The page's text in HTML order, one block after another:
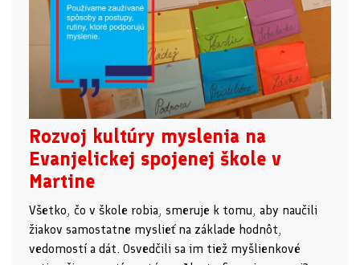
Rozvoj kultúry myslenia na
Evanjelickej spojenej škole v
Martine
Všetko, čo v škole robia, smeruje k tomu, aby naučili
žiakov samostatne myslieť na základe hodnôt,
vedomostí a dát. Osvedčili sa im tiež myšlienkové